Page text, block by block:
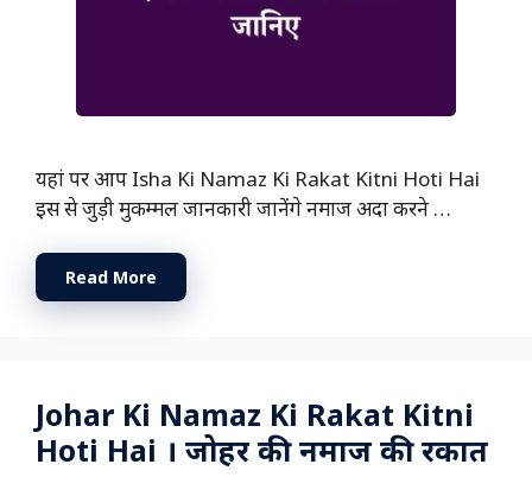
यहां पर आप Isha Ki Namaz Ki Rakat Kitni Hoti Hai
इस से जुड़ी मुकम्मल जानकारी जानेंगे नमाज अदा करने …
Read More
Johar Ki Namaz Ki Rakat Kitni
Hoti Hai । जोहर की नमाज की रकात